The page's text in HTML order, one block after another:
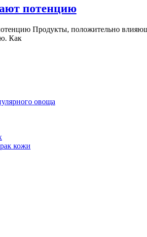
молоко
потенциюМужчинам
заметку:
Продукты, положительно
Как
овоща
кожи